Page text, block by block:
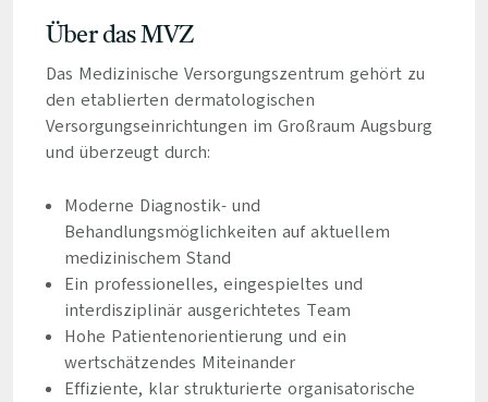
Über das MVZ
Das Medizinische Versorgungszentrum gehört zu
den etablierten dermatologischen
Versorgungseinrichtungen im Großraum Augsburg
und überzeugt durch:
Moderne Diagnostik- und
Behandlungsmöglichkeiten auf aktuellem
medizinischem Stand
Ein professionelles, eingespieltes und
interdisziplinär ausgerichtetes Team
Hohe Patientenorientierung und ein
wertschätzendes Miteinander
Effiziente, klar strukturierte organisatorische